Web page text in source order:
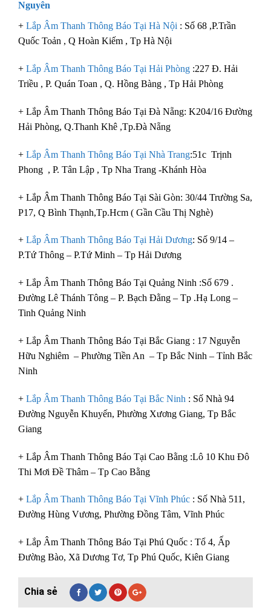
Nguyên
+ Lắp Âm Thanh Thông Báo Tại Hà Nội : Số 68 ,P.Trần
Quốc Toản , Q Hoàn Kiếm , Tp Hà Nội
+ Lắp Âm Thanh Thông Báo Tại Hải Phòng :227 Đ. Hải
Triều , P. Quán Toan , Q. Hồng Bàng , Tp Hải Phòng
+ Lắp Âm Thanh Thông Báo Tại Đà Nẵng: K204/16 Đường
Hải Phòng, Q.Thanh Khê ,Tp.Đà Nẵng
+ Lắp Âm Thanh Thông Báo Tại Nhà Trang:51c Trịnh
Phong , P. Tân Lập , Tp Nha Trang -Khánh Hòa
+ Lắp Âm Thanh Thông Báo Tại Sài Gòn: 30/44 Trường Sa,
P17, Q Bình Thạnh,Tp.Hcm ( Gần Cầu Thị Nghè)
+ Lắp Âm Thanh Thông Báo Tại Hải Dương: Số 9/14 –
P.Tứ Thông – P.Tứ Minh – Tp Hải Dương
+ Lắp Âm Thanh Thông Báo Tại Quảng Ninh :Số 679 .
Đường Lê Thánh Tông – P. Bạch Đằng – Tp .Hạ Long –
Tinh Quảng Ninh
+ Lắp Âm Thanh Thông Báo Tại Bắc Giang : 17 Nguyễn
Hữu Nghiêm – Phường Tiền An – Tp Bắc Ninh – Tỉnh Bắc
Ninh
+ Lắp Âm Thanh Thông Báo Tại Bắc Ninh : Số Nhà 94
Đường Nguyễn Khuyến, Phường Xương Giang, Tp Bắc
Giang
+ Lắp Âm Thanh Thông Báo Tại Cao Bằng :Lô 10 Khu Đô
Thi Mơi Đề Thâm – Tp Cao Bằng
+ Lắp Âm Thanh Thông Báo Tại Vĩnh Phúc : Số Nhà 511,
Đường Hùng Vương, Phường Đồng Tâm, Vĩnh Phúc
+ Lắp Âm Thanh Thông Báo Tại Phú Quốc : Tổ 4, Ấp
Đường Bào, Xã Dương Tơ, Tp Phú Quốc, Kiên Giang